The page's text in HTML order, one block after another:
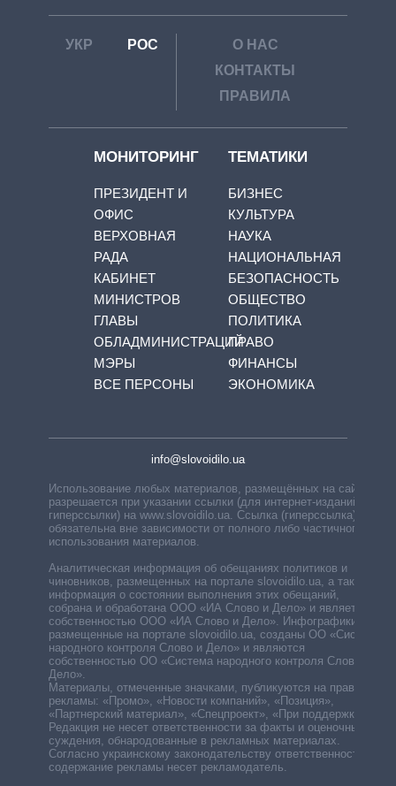
УКР РОС
О НАС
КОНТАКТЫ
ПРАВИЛА
МОНИТОРИНГ
ПРЕЗИДЕНТ И
ОФИС
ВЕРХОВНАЯ
РАДА
КАБИНЕТ
МИНИСТРОВ
ГЛАВЫ
ОБЛАДМИНИСТРАЦИЙ
МЭРЫ
ВСЕ ПЕРСОНЫ
ТЕМАТИКИ
БИЗНЕС
КУЛЬТУРА
НАУКА
НАЦИОНАЛЬНАЯ
БЕЗОПАСНОСТЬ
ОБЩЕСТВО
ПОЛИТИКА
ПРАВО
ФИНАНСЫ
ЭКОНОМИКА
info@slovoidilo.ua
Использование любых материалов, размещённых на сайте,
разрешается при указании ссылки (для интернет-изданий —
гиперссылки) на www.slovoidilo.ua. Ссылка (гиперссылка)
обязательна вне зависимости от полного либо частичного
использования материалов.
Аналитическая информация об обещаниях политиков и
чиновников, размещенных на портале slovoidilo.ua, а также
информация о состоянии выполнения этих обещаний,
собрана и обработана ООО «ИА Слово и Дело» и является
собственностью ООО «ИА Слово и Дело». Инфографики,
размещенные на портале slovoidilo.ua, созданы ОО «Система
народного контроля Слово и Дело» и являются
собственностью ОО «Система народного контроля Слово и
Дело».
Материалы, отмеченные значками, публикуются на правах
рекламы: «Промо», «Новости компаний», «Позиция»,
«Партнерский материал», «Спецпроект», «При поддержке».
Редакция не несет ответственности за факты и оценочные
суждения, обнародованные в рекламных материалах.
Согласно украинскому законодательству ответственность за
содержание рекламы несет рекламодатель.